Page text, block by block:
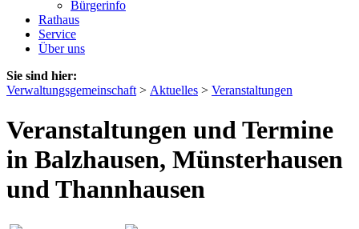
Bürgerinfo
Rathaus
Service
Über uns
Sie sind hier:
Verwaltungsgemeinschaft > Aktuelles > Veranstaltungen
Veranstaltungen und Termine
in Balzhausen, Münsterhausen
und Thannhausen